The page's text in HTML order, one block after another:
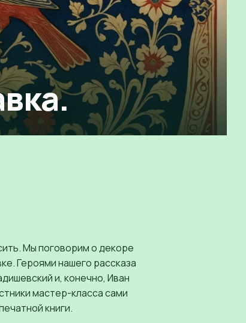
Мы поговорим о декоре
Героями нашего рассказа
и, конечно, Иван
мастер-класса сами
книги.